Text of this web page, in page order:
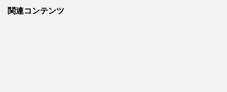
関連コンテンツ